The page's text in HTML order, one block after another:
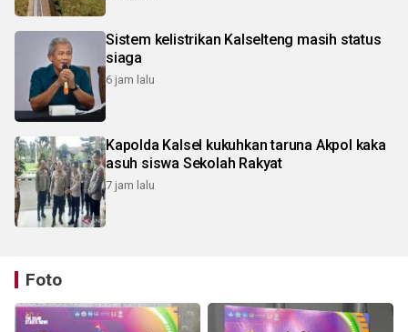
Sistem kelistrikan Kalselteng masih status
siaga
6 jam lalu
Kapolda Kalsel kukuhkan taruna Akpol kaka
asuh siswa Sekolah Rakyat
7 jam lalu
Foto